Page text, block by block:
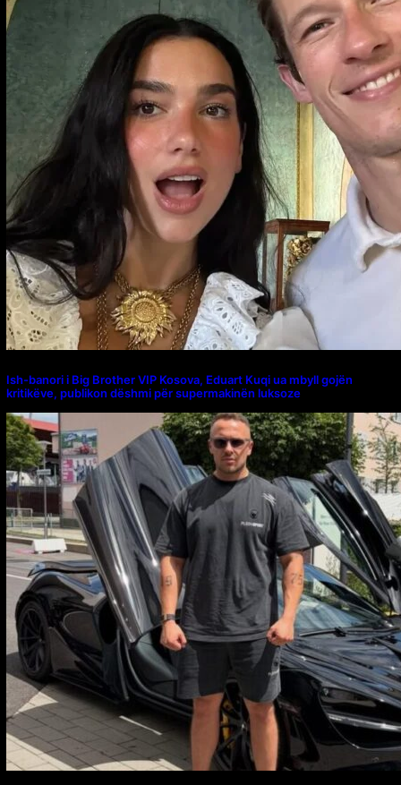
Ish-banori i Big Brother VIP Kosova, Eduart Kuqi ua mbyll gojën
kritikëve, publikon dëshmi për supermakinën luksoze